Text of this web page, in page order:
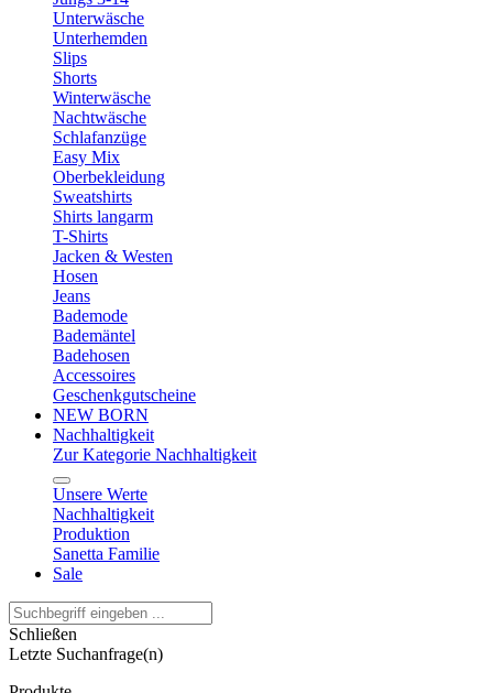
Unterwäsche
Unterhemden
Slips
Shorts
Winterwäsche
Nachtwäsche
Schlafanzüge
Easy Mix
Oberbekleidung
Sweatshirts
Shirts langarm
T-Shirts
Jacken & Westen
Hosen
Jeans
Bademode
Bademäntel
Badehosen
Accessoires
Geschenkgutscheine
NEW BORN
Nachhaltigkeit
Zur Kategorie Nachhaltigkeit
Unsere Werte
Nachhaltigkeit
Produktion
Sanetta Familie
Sale
Schließen
Letzte Suchanfrage(n)